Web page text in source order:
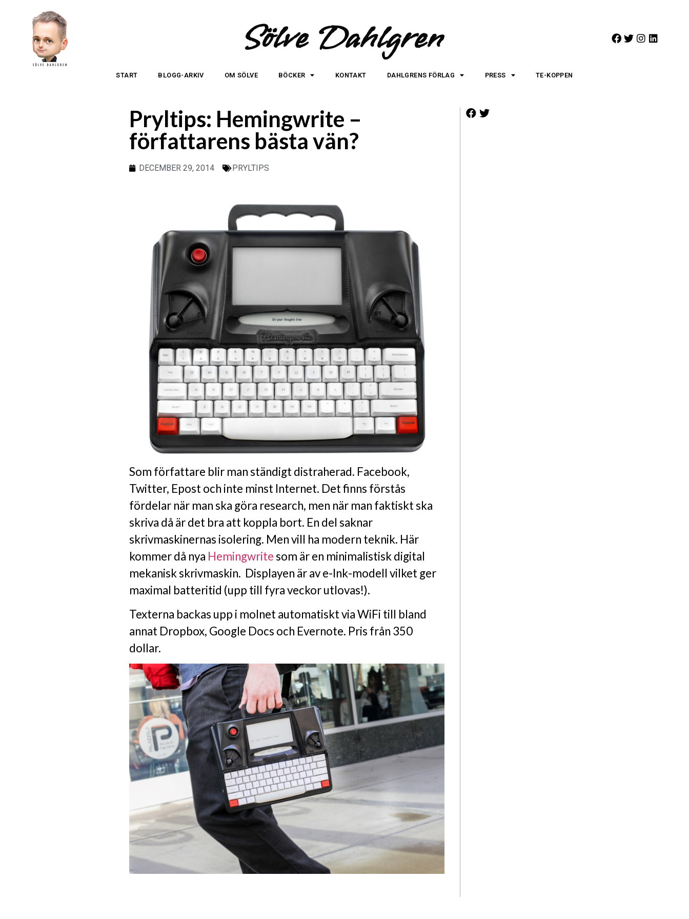
Sölve Dahlgren
START BLOGG-ARKIV OM SÖLVE BÖCKER KONTAKT DAHLGRENS FÖRLAG PRESS TE-KOPPEN
Pryltips: Hemingwrite –
författarens bästa vän?
DECEMBER 29, 2014 PRYLTIPS
Som författare blir man ständigt distraherad. Facebook,
Twitter, Epost och inte minst Internet. Det finns förstås
fördelar när man ska göra research, men när man faktiskt ska
skriva då är det bra att koppla bort. En del saknar
skrivmaskinernas isolering. Men vill ha modern teknik. Här
kommer då nya Hemingwritesom är en minimalistisk digital
mekanisk skrivmaskin. Displayen är av e-Ink-modell vilket ger
maximal batteritid (upp till fyra veckor utlovas!).
Texterna backas upp i molnet automatiskt via WiFi till bland
annat Dropbox, Google Docs och Evernote. Pris från 350
dollar.